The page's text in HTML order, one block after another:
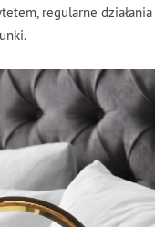
regularne